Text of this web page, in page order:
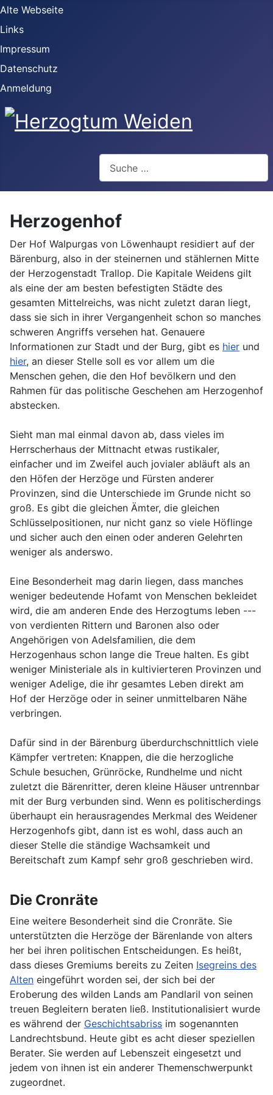
Alte Webseite
Links
Impressum
Datenschutz
Anmeldung
Herzogenhof
Der Hof Walpurgas von Löwenhaupt residiert auf der
Bärenburg, also in der steinernen und stählernen Mitte
der Herzogenstadt Trallop. Die Kapitale Weidens gilt
als eine der am besten befestigten Städte des
gesamten Mittelreichs, was nicht zuletzt daran liegt,
dass sie sich in ihrer Vergangenheit schon so manches
schweren Angriffs versehen hat. Genauere
Informationen zur Stadt und der Burg, gibt es hier und
hier, an dieser Stelle soll es vor allem um die
Menschen gehen, die den Hof bevölkern und den
Rahmen für das politische Geschehen am Herzogenhof
abstecken.
Sieht man mal einmal davon ab, dass vieles im
Herrscherhaus der Mittnacht etwas rustikaler,
einfacher und im Zweifel auch jovialer abläuft als an
den Höfen der Herzöge und Fürsten anderer
Provinzen, sind die Unterschiede im Grunde nicht so
groß. Es gibt die gleichen Ämter, die gleichen
Schlüsselpositionen, nur nicht ganz so viele Höflinge
und sicher auch den einen oder anderen Gelehrten
weniger als anderswo.
Eine Besonderheit mag darin liegen, dass manches
weniger bedeutende Hofamt von Menschen bekleidet
wird, die am anderen Ende des Herzogtums leben ---
von verdienten Rittern und Baronen also oder
Angehörigen von Adelsfamilien, die dem
Herzogenhaus schon lange die Treue halten. Es gibt
weniger Ministeriale als in kultivierteren Provinzen und
weniger Adelige, die ihr gesamtes Leben direkt am
Hof der Herzöge oder in seiner unmittelbaren Nähe
verbringen.
Dafür sind in der Bärenburg überdurchschnittlich viele
Kämpfer vertreten: Knappen, die die herzogliche
Schule besuchen, Grünröcke, Rundhelme und nicht
zuletzt die Bärenritter, deren kleine Häuser untrennbar
mit der Burg verbunden sind. Wenn es politischerdings
überhaupt ein herausragendes Merkmal des Weidener
Herzogenhofs gibt, dann ist es wohl, dass auch an
dieser Stelle die ständige Wachsamkeit und
Bereitschaft zum Kampf sehr groß geschrieben wird.
Die Cronräte
Eine weitere Besonderheit sind die Cronräte. Sie
unterstützten die Herzöge der Bärenlande von alters
her bei ihren politischen Entscheidungen. Es heißt,
dass dieses Gremiums bereits zu Zeiten Isegreins des
Alten eingeführt worden sei, der sich bei der
Eroberung des wilden Lands am Pandlaril von seinen
treuen Begleitern beraten ließ. Institutionalisiert wurde
es während der Geschichtsabriss im sogenannten
Landrechtsbund. Heute gibt es acht dieser speziellen
Berater. Sie werden auf Lebenszeit eingesetzt und
jedem von ihnen ist ein anderer Themenschwerpunkt
zugeordnet.